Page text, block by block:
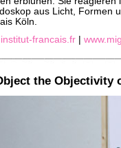
aus Licht, Formen
Köln.
francais.fr
the Objectivity